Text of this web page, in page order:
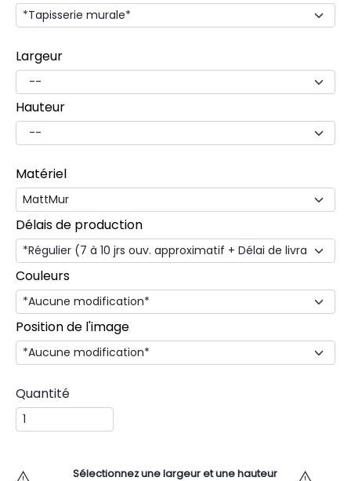
Largeur
Hauteur
Matériel
Délais de production
Couleurs
Position de l'image
Quantité
Sélectionnez une largeur et une hauteur